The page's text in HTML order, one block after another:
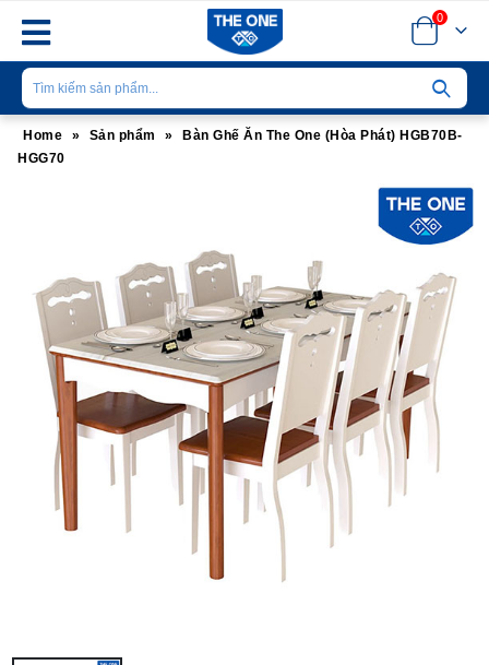
0
Home » Sản phẩm »
Bàn Ghế Ăn The One (Hòa Phát) HGB70B-
HGG70